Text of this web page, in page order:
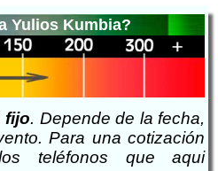
Yulios Kumbia?
fijo. Depende de la fecha,
Para una cotización
teléfonos que aqui